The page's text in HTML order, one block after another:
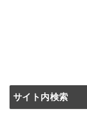
サイト内検索